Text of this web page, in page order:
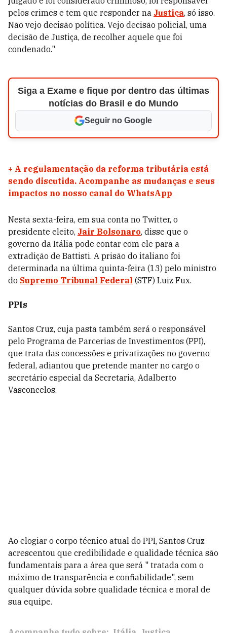
pelos crimes e tem que responder na Justiça, só isso.
Não vejo decisão política. Vejo decisão policial, uma
decisão de Justiça, de recolher aquele que foi
condenado."
Siga a Exame e fique por dentro das últimas
notícias do Brasil e do Mundo
Seguir no Google
+ A regulamentação da reforma tributária está
sendo discutida. Acompanhe as mudanças e seus
impactos no nosso canal do WhatsApp
Nesta sexta-feira, em sua conta no Twitter, o
presidente eleito, Jair Bolsonaro, disse que o
governo da Itália pode contar com ele para a
extradição de Battisti. A prisão do italiano foi
determinada na última quinta-feira (13) pelo ministro
do Supremo Tribunal Federal (STF) Luiz Fux.
PPIs
Santos Cruz, cuja pasta também será o responsável
pelo Programa de Parcerias de Investimentos (PPI),
que trata das concessões e privatizações no governo
federal, adiantou que pretende manter no cargo o
secretário especial da Secretaria, Adalberto
Vasconcelos.
Ao elogiar o corpo técnico atual do PPI, Santos Cruz
acrescentou que credibilidade e qualidade técnica são
fundamentais para a área que será " tratada com o
máximo de transparência e confiabilidade", sem
qualquer dúvida sobre qualidade técnica e moral de
sua equipe.